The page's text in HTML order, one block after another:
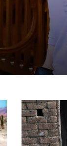
az
T
ö
b
b